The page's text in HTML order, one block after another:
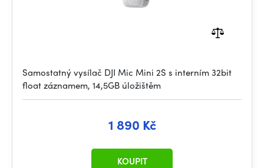
Samostatný vysílač DJI Mic Mini 2S s interním 32bit
float záznamem, 14,5GB úložištěm
1 890 Kč
KOUPIT